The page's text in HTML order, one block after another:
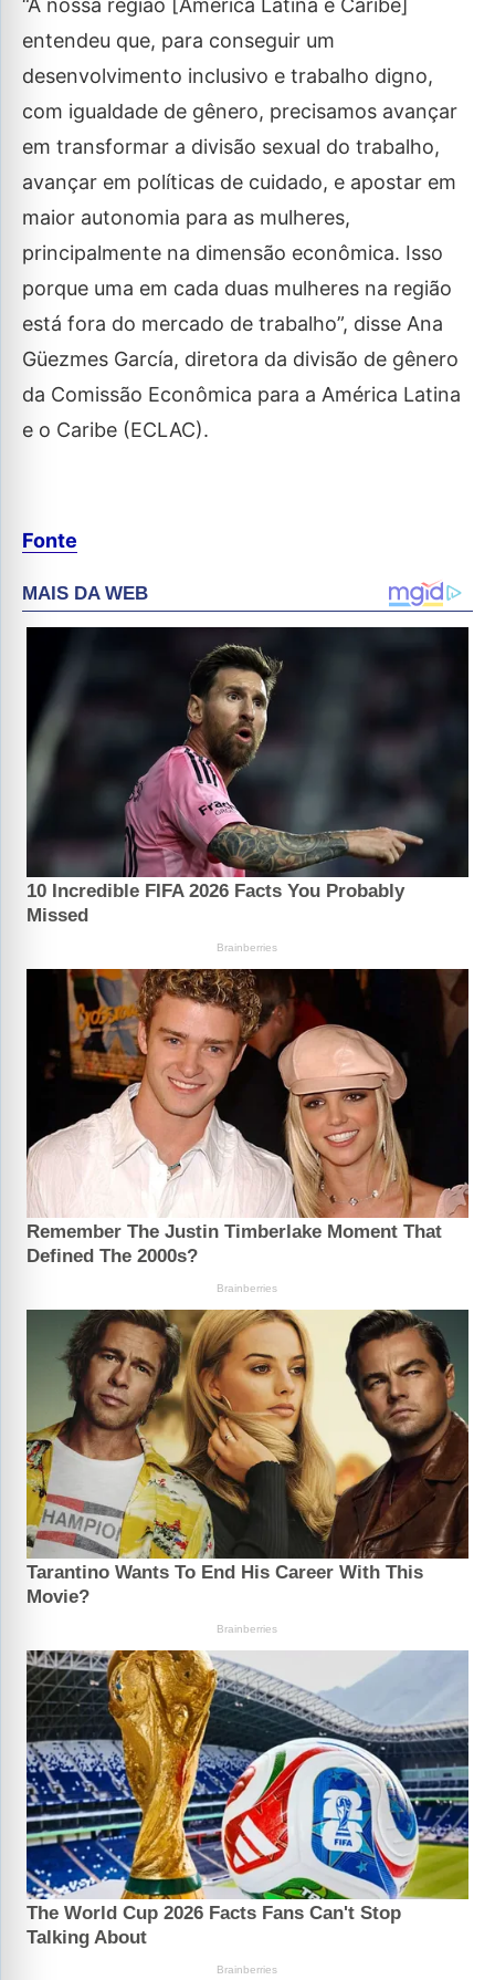
“A nossa região [América Latina e Caribe]
entendeu que, para conseguir um
desenvolvimento inclusivo e trabalho digno,
com igualdade de gênero, precisamos avançar
em transformar a divisão sexual do trabalho,
avançar em políticas de cuidado, e apostar em
maior autonomia para as mulheres,
principalmente na dimensão econômica. Isso
porque uma em cada duas mulheres na região
está fora do mercado de trabalho”, disse Ana
Güezmes García, diretora da divisão de gênero
da Comissão Econômica para a América Latina
e o Caribe (ECLAC).
Fonte